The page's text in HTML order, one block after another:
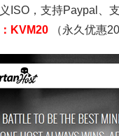
ISO，支持Paypal、
KVM20
（永久优惠